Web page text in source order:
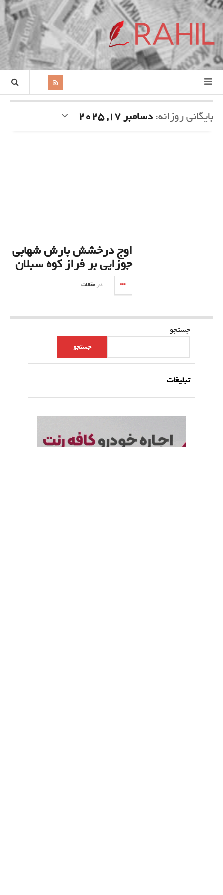
بایگانی روزانه: دسامبر 17, 2025
اوج درخشش بارش شهابی
جوزایی بر فراز کوه سبلان
درمقالات
جستجو
جستجو
تبلیغات